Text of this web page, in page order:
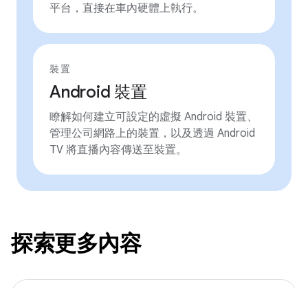
平台，直接在車內硬體上執行。
裝置
Android 裝置
瞭解如何建立可設定的虛擬 Android 裝置、
管理公司網路上的裝置，以及透過 Android
TV 將直播內容傳送至裝置。
探索更多內容